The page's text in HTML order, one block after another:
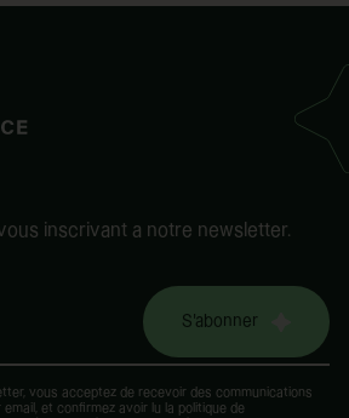
inscrivant a notre newsletter.
S'abonner
vous acceptez de recevoir des communications
et confirmez avoir lu la politique de